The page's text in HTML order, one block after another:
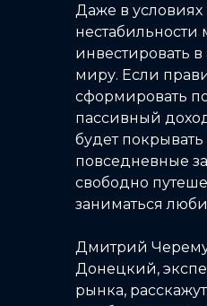
Даже в условиях
инвестировать
миру. Если
сформировать
пассивный
будет покрывать
повседневные
свободно
заниматься
Дмитрий
Донецкий,
рынка,